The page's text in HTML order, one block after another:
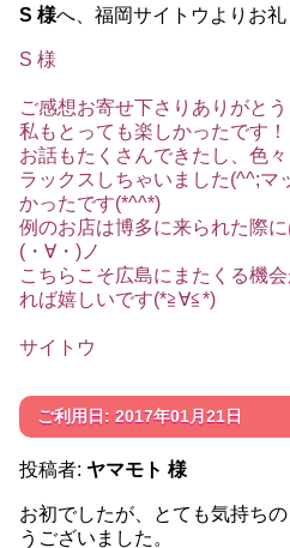
S 様へ、福岡サイトウよりお礼
S 様
ご感想お寄せ下さりありがと
私もとっても楽しかったです！
お話もたくさんできたし、色
ラックスしちゃいました(^^;マ
かったです(*^^*)
例のお店は博多に来られた際
(・∀・)ノ
こちらこそ広島にまたくる機
れば嬉しいです(*≧∀≦*)
サイトウ
ご利用日: 2017年01月21日
投稿者: ヤマモト 様
お初でしたが、とても気持ち
うございました。